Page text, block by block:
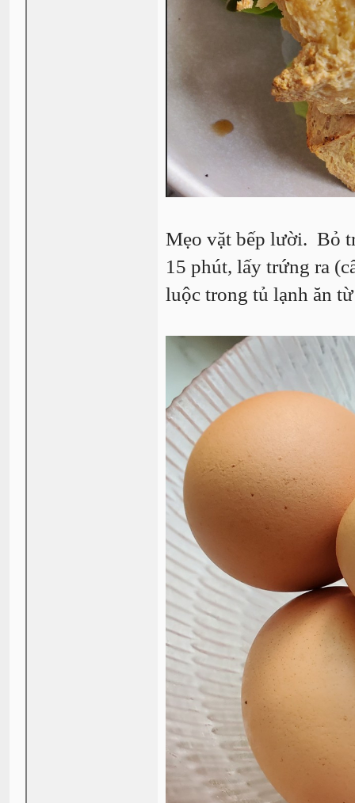
Mẹo vặt bếp lười. Bỏ
15 phút, lấy trứng ra
luộc trong tủ lạnh ăn